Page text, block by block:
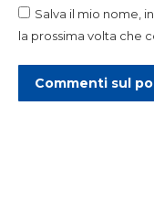
Salva il mio nome,
la prossima volta che
Commenti sul